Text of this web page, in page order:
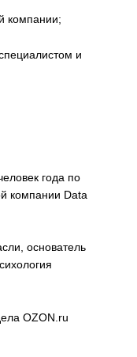
компании;
и
года по
компании Data
основатель
OZON.ru